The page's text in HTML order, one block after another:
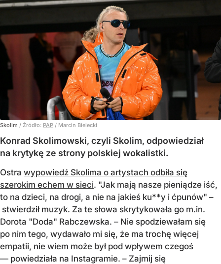
Skolim / Źródło: PAP / Marcin Bielecki
Konrad Skolimowski, czyli Skolim, odpowiedział
na krytykę ze strony polskiej wokalistki.
Ostra wypowiedź Skolima o artystach odbiła się
szerokim echem w sieci. "Jak mają nasze pieniądze iść,
to na dzieci, na drogi, a nie na jakieś ku**y i ćpunów" –
stwierdził muzyk. Za te słowa skrytykowała go m.in.
Dorota "Doda" Rabczewska. – Nie spodziewałam się
po nim tego, wydawało mi się, że ma trochę więcej
empatii, nie wiem może był pod wpływem czegoś
— powiedziała na Instagramie. – Zajmij się